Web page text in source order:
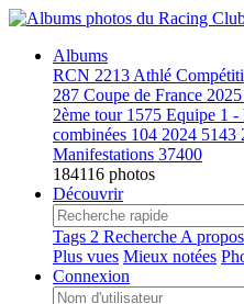
Albums
RCN 2213 Athlé
287 Coupe de France 2025
2ème tour 1575 Equipe 1
combinées 104 2024 5143
Manifestations 37400
184116 photos
Découvrir
Tags 2 Recherche A propos
Plus vues Mieux notées
Connexion